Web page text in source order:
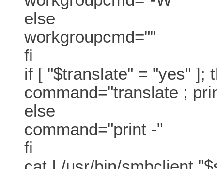
else
workgroupcmd=""
fi
if [ "$translate" = "yes" ];
command="translate ;
else
command="print -"
fi